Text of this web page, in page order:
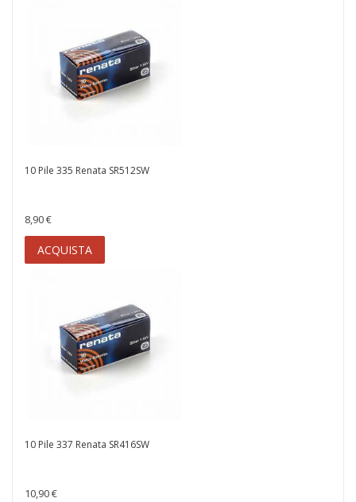
10 Pile 335 Renata SR512SW
8,90 €
ACQUISTA
10 Pile 337 Renata SR416SW
10,90 €